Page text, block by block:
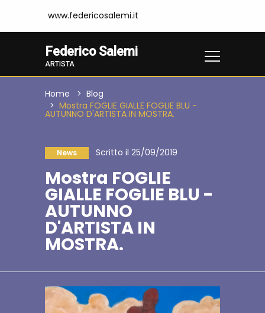
www.federicosalemi.it
Federico Salemi
ARTISTA
Home
Blog
Mostra FOGLIE GIALLE FOGLIE BLU -
AUTUNNO D'ARTISTA IN MOSTRA.
News Scritto il 25/09/2019
Mostra FOGLIE
GIALLE FOGLIE BLU -
AUTUNNO
D'ARTISTA IN
MOSTRA.